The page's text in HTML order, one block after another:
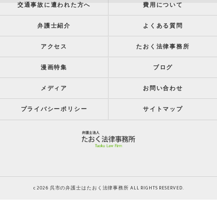
交通事故に遭われた方へ 費用について
弁護士紹介 よくある質問
アクセス たおく法律事務所
漫画特集 ブログ
メディア お問い合わせ
プライバシーポリシー サイトマップ
c 2026 呉市の弁護士はたおく法律事務所 ALL RIGHTS RESERVED.